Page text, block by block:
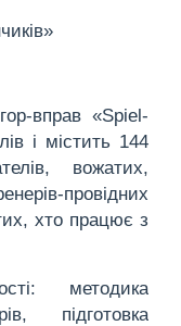
вправ «Spiel-
і містить 144
вожатих,
провідних
тих, хто працює з
методика
підготовка